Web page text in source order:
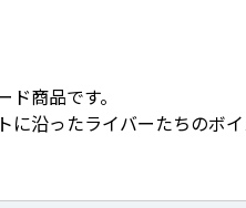
ド商品です。
に沿ったライバーたちのボ